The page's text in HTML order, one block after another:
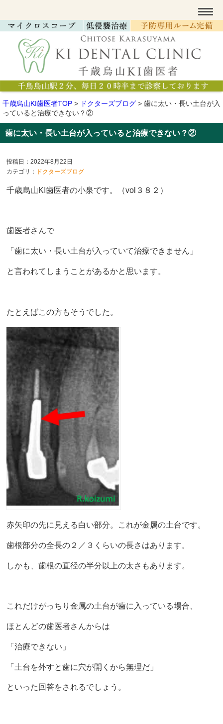
千歳烏山KI歯医者TOP > ドクターズブログ > 歯に太い・長い土台が入
っていると治療できない？②
歯に太い・長い土台が入っていると治療できない？②
投稿日：2022年8月22日
カテゴリ：
ドクターズブログ
千歳烏山KI歯医者の小泉です。（vol３８２）​
歯医者さんで
「歯に太い・長い土台が入っていて治療できません」
と言われてしまうことがあるかと思います。
たとえばこの方もそうでした。
赤矢印の先に見える白い部分。これが金属の土台です。
歯根部分の全長の２／３くらいの長さはあります。
しかも、歯根の直径の半分以上の太さもあります。
これだけがっちり金属の土台が歯に入っている場合、
ほとんどの歯医者さんからは
「治療できない」
「土台を外すと歯に穴が開くから無理だ」
といった回答をされるでしょう。